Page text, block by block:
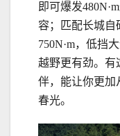
即可爆发
容；匹配长城自
750N·m，低挡
越野更有劲。有
伴，能让你更加
春光。